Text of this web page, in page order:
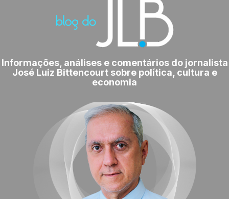
Informações, análises e comentários do jornalista
José Luiz Bittencourt sobre política, cultura e
economia